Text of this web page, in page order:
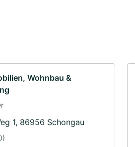
Wohnbau &
1, 86956 Schongau